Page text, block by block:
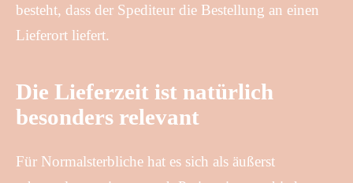
besteht, dass der Spediteur die Bestellung an einen
Lieferort liefert.
Die Lieferzeit ist natürlich
besonders relevant
Für Normalsterbliche hat es sich als äußerst